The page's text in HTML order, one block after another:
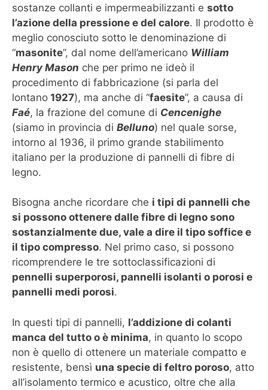
sostanze collanti e impermeabilizzanti e sotto
l’azione della pressione e del calore. Il prodotto è
meglio conosciuto sotto le denominazione di
“masonite”, dal nome dell’americano William
Henry Mason che per primo ne ideò il
procedimento di fabbricazione (si parla del
lontano 1927), ma anche di “faesite”, a causa di
Faé, la frazione del comune di Cencenighe
(siamo in provincia di Belluno) nel quale sorse,
intorno al 1936, il primo grande stabilimento
italiano per la produzione di pannelli di fibre di
legno.
Bisogna anche ricordare che i tipi di pannelli che
si possono ottenere dalle fibre di legno sono
sostanzialmente due, vale a dire il tipo soffice e
il tipo compresso. Nel primo caso, si possono
ricomprendere le tre sottoclassificazioni di
pennelli superporosi, pannelli isolanti o porosi e
pannelli medi porosi.
In questi tipi di pannelli, l’addizione di colanti
manca del tutto o è minima, in quanto lo scopo
non è quello di ottenere un materiale compatto e
resistente, bensì una specie di feltro poroso, atto
all’isolamento termico e acustico, oltre che alla